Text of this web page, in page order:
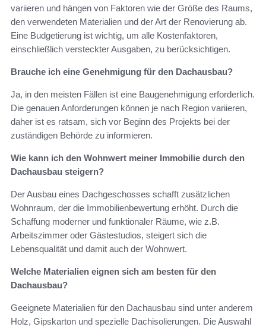
variieren und hängen von Faktoren wie der Größe des Raums,
den verwendeten Materialien und der Art der Renovierung ab.
Eine Budgetierung ist wichtig, um alle Kostenfaktoren,
einschließlich versteckter Ausgaben, zu berücksichtigen.
Brauche ich eine Genehmigung für den Dachausbau?
Ja, in den meisten Fällen ist eine Baugenehmigung erforderlich.
Die genauen Anforderungen können je nach Region variieren,
daher ist es ratsam, sich vor Beginn des Projekts bei der
zuständigen Behörde zu informieren.
Wie kann ich den Wohnwert meiner Immobilie durch den
Dachausbau steigern?
Der Ausbau eines Dachgeschosses schafft zusätzlichen
Wohnraum, der die Immobilienbewertung erhöht. Durch die
Schaffung moderner und funktionaler Räume, wie z.B.
Arbeitszimmer oder Gästestudios, steigert sich die
Lebensqualität und damit auch der Wohnwert.
Welche Materialien eignen sich am besten für den
Dachausbau?
Geeignete Materialien für den Dachausbau sind unter anderem
Holz, Gipskarton und spezielle Dachisolierungen. Die Auswahl